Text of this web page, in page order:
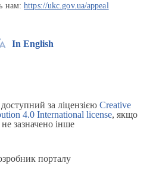
нам:https://ukc.gov.ua/appeal
In English
за ліцензією Creative
4.0 International license, якщо
не зазначено інше
порталу